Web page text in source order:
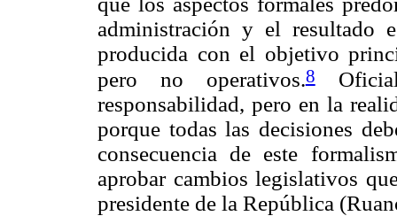
administración y el resultado
producida con el objetivo
pero no operativos.8
responsabilidad, pero en la
porque todas las decisiones
consecuencia de este
aprobar cambios legislativos
presidente de la República